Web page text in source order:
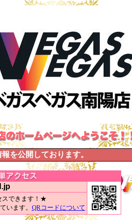
を公開しております。
スできます！★
います。 QRコードについて